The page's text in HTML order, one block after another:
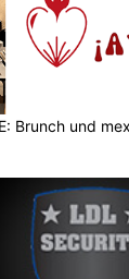
Brunch und